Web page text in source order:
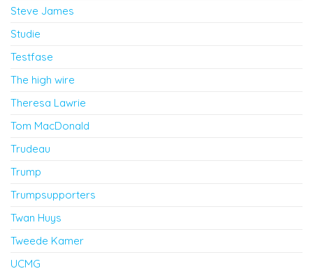
Steve James
Studie
Testfase
The high wire
Theresa Lawrie
Tom MacDonald
Trudeau
Trump
Trumpsupporters
Twan Huys
Tweede Kamer
UCMG